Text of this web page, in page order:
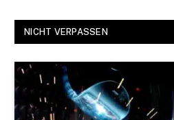
NICHT VERPASSEN